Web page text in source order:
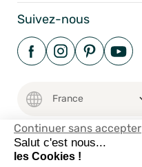
Continuer sans accepter
Salut c'est nous...
les Cookies !
Suivez-nous